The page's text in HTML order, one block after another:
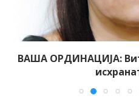
ВАША ОРДИНАЦИЈА: